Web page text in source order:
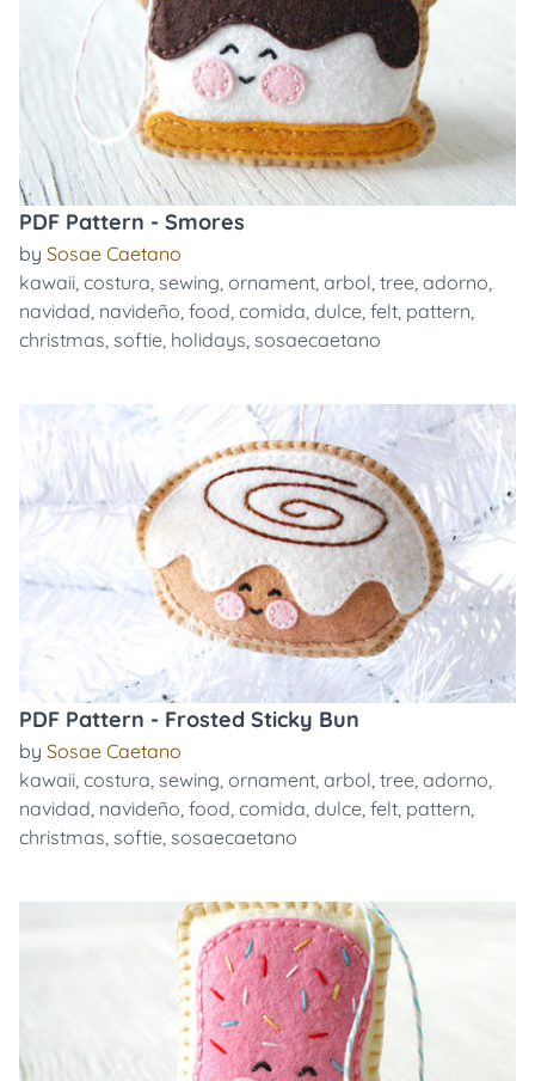
PDF Pattern - Smores
by Sosae Caetano
kawaii, costura, sewing, ornament, arbol, tree, adorno,
navidad, navideño, food, comida, dulce, felt, pattern,
christmas, softie, holidays, sosaecaetano
PDF Pattern - Frosted Sticky Bun
by Sosae Caetano
kawaii, costura, sewing, ornament, arbol, tree, adorno,
navidad, navideño, food, comida, dulce, felt, pattern,
christmas, softie, sosaecaetano